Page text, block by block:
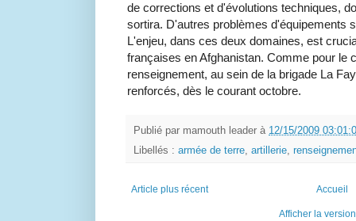
de corrections et d'évolutions techniques,
sortira. D'autres problèmes d'équipements
L'enjeu, dans ces deux domaines, est
françaises en Afghanistan. Comme pour le
renseignement, au sein de la brigade La
renforcés, dès le courant octobre.
Publié par mamouth leader à 12/15/2009
Libellés : armée de terre, artillerie,
Article plus récent Accueil
Afficher la